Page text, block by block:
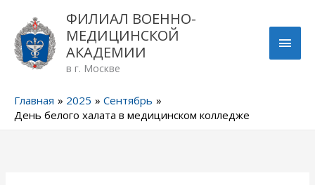
содержимому
ФИЛИАЛ ВОЕННО-
МЕДИЦИНСКОЙ
АКАДЕМИИ
в г. Москве
Главная 2025
Сентябрь
День белого халата в медицинском колледже